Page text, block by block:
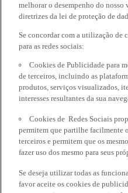
melhorar o desempenho do
diretrizes da lei de proteção de
Se concordar com a utilização de
para as redes sociais:
Cookies de Publicidade para
de terceiros, incluindo as
produtos, serviços visualizados,
interesses resultantes da sua
Cookies de Redes Sociais
permitem que partilhe facilmente
terceiros e permitem que os
fazer uso dos mesmo para seus
Se deseja utilizar todas as
favor aceite os cookies de